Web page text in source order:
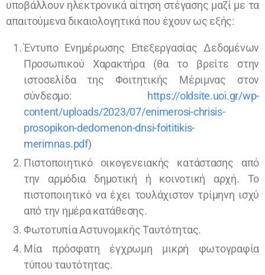
υποβάλλουν ηλεκτρονικά αίτηση στέγασης μαζί με τα
απαιτούμενα δικαιολογητικά που έχουν ως εξής:
Έντυπο Ενημέρωσης Επεξεργασίας Δεδομένων
Προσωπικού Χαρακτήρα (θα το βρείτε στην
ιστοσελίδα της Φοιτητικής Μέριμνας στον
σύνδεσμο: https://oldsite.uoi.gr/wp-
content/uploads/2023/07/enimerosi-chrisis-
prosopikon-dedomenon-dnsi-foititikis-
merimnas.pdf)
Πιστοποιητικό οικογενειακής κατάστασης από
την αρμόδια δημοτική ή κοινοτική αρχή. Το
πιστοποιητικό να έχει τουλάχιστον τρίμηνη ισχύ
από την ημέρα κατάθεσης.
Φωτοτυπία Αστυνομικής Ταυτότητας.
Μία πρόσφατη έγχρωμη μικρή φωτογραφία
τύπου ταυτότητας.